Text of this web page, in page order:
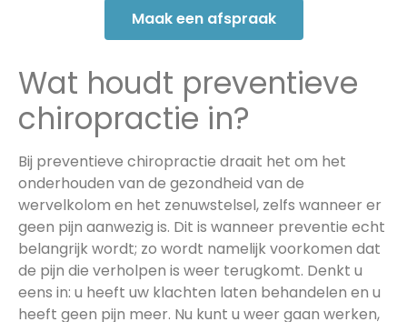
Maak een afspraak
Wat houdt preventieve
chiropractie in?
Bij preventieve chiropractie draait het om het
onderhouden van de gezondheid van de
wervelkolom en het zenuwstelsel, zelfs wanneer er
geen pijn aanwezig is. Dit is wanneer preventie echt
belangrijk wordt; zo wordt namelijk voorkomen dat
de pijn die verholpen is weer terugkomt. Denkt u
eens in: u heeft uw klachten laten behandelen en u
heeft geen pijn meer. Nu kunt u weer gaan werken,